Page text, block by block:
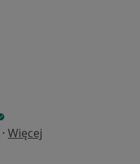
· Więcej